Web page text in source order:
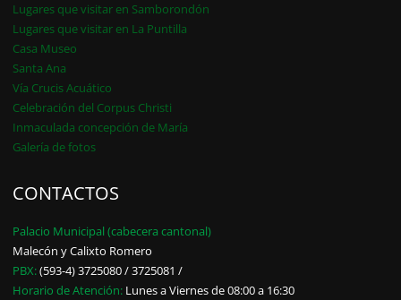
Lugares que visitar en Samborondón
Lugares que visitar en La Puntilla
Casa Museo
Santa Ana
Vía Crucis Acuático
Celebración del Corpus Christi
Inmaculada concepción de María
Galería de fotos
CONTACTOS
Palacio Municipal (cabecera cantonal)
Malecón y Calixto Romero
PBX:(593-4) 3725080 / 3725081 /
Horario de Atención: Lunes a Viernes de 08:00 a 16:30